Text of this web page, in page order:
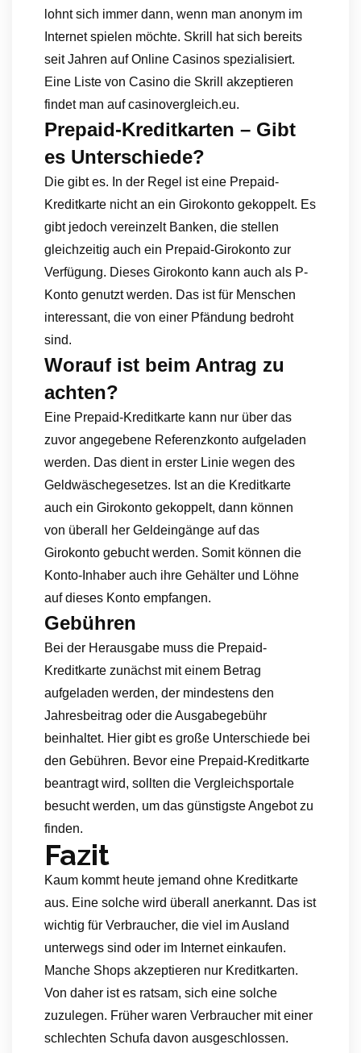
lohnt sich immer dann, wenn man anonym im
Internet spielen möchte. Skrill hat sich bereits
seit Jahren auf Online Casinos spezialisiert.
Eine Liste von Casino die Skrill akzeptieren
findet man auf casinovergleich.eu.
Prepaid-Kreditkarten – Gibt
es Unterschiede?
Die gibt es. In der Regel ist eine Prepaid-
Kreditkarte nicht an ein Girokonto gekoppelt. Es
gibt jedoch vereinzelt Banken, die stellen
gleichzeitig auch ein Prepaid-Girokonto zur
Verfügung. Dieses Girokonto kann auch als P-
Konto genutzt werden. Das ist für Menschen
interessant, die von einer Pfändung bedroht
sind.
Worauf ist beim Antrag zu
achten?
Eine Prepaid-Kreditkarte kann nur über das
zuvor angegebene Referenzkonto aufgeladen
werden. Das dient in erster Linie wegen des
Geldwäschegesetzes. Ist an die Kreditkarte
auch ein Girokonto gekoppelt, dann können
von überall her Geldeingänge auf das
Girokonto gebucht werden. Somit können die
Konto-Inhaber auch ihre Gehälter und Löhne
auf dieses Konto empfangen.
Gebühren
Bei der Herausgabe muss die Prepaid-
Kreditkarte zunächst mit einem Betrag
aufgeladen werden, der mindestens den
Jahresbeitrag oder die Ausgabegebühr
beinhaltet. Hier gibt es große Unterschiede bei
den Gebühren. Bevor eine Prepaid-Kreditkarte
beantragt wird, sollten die Vergleichsportale
besucht werden, um das günstigste Angebot zu
finden.
Fazit
Kaum kommt heute jemand ohne Kreditkarte
aus. Eine solche wird überall anerkannt. Das ist
wichtig für Verbraucher, die viel im Ausland
unterwegs sind oder im Internet einkaufen.
Manche Shops akzeptieren nur Kreditkarten.
Von daher ist es ratsam, sich eine solche
zuzulegen. Früher waren Verbraucher mit einer
schlechten Schufa davon ausgeschlossen.